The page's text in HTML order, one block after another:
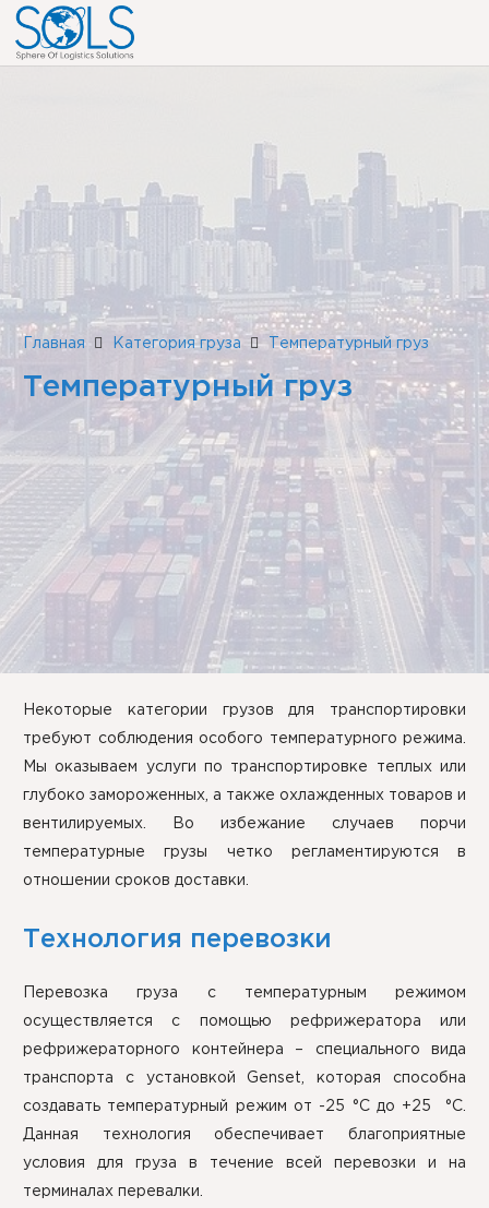
Главная Категория груза Температурный груз
Температурный груз
Некоторые категории грузов для транспортировки
требуют соблюдения особого температурного режима.
Мы оказываем услуги по транспортировке теплых или
глубоко замороженных, а также охлажденных товаров и
вентилируемых. Во избежание случаев порчи
температурные грузы четко регламентируются в
отношении сроков доставки.
Технология перевозки
Перевозка груза с температурным режимом
осуществляется с помощью рефрижератора или
рефрижераторного контейнера – специального вида
транспорта c установкой Genset, которая способна
создавать температурный режим от -25 °C до +25 °C.
Данная технология обеспечивает благоприятные
условия для груза в течение всей перевозки и на
терминалах перевалки.